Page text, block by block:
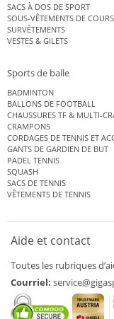
SACS À DOS DE SPORT
SOUS-VÊTEMENTS DE
SURVÊTEMENTS
VESTES & GILETS
Sports de balle
BADMINTON
BALLONS DE FOOTBALL
CHAUSSURES TF & MULTI-
CRAMPONS
CORDAGES DE TENNIS ET
GANTS DE GARDIEN DE BUT
PADEL TENNIS
SQUASH
SACS DE TENNIS
VÊTEMENTS DE TENNIS
Aide et contact
Toutes les rubriques
Courriel: